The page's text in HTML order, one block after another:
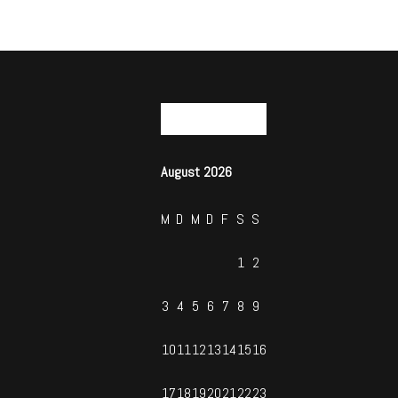
August 2026
M D M D F S S
1 2
3 4 5 6 7 8 9
10111213141516
17181920212223